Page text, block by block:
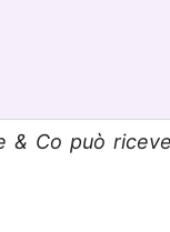
& Co può